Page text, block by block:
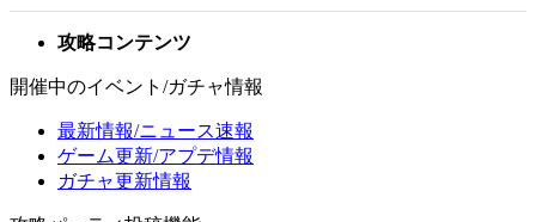
攻略コンテンツ
開催中のイベント/ガチャ情報
最新情報/ニュース速報
ゲーム更新/アプデ情報
ガチャ更新情報